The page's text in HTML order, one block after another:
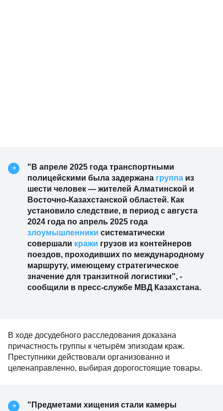
"В апреле 2025 года транспортными
полицейскими была задержана группа из
шести человек — жителей Алматинской и
Восточно-Казахстанской областей. Как
установило следствие, в период с августа
2024 года по апрель 2025 года
злоумышленники систематически
совершали кражи грузов из контейнеров
поездов, проходивших по международному
маршруту, имеющему стратегическое
значение для транзитной логистики", -
сообщили в пресс-службе МВД Казахстана.
В ходе досудебного расследования доказана
причастность группы к четырём эпизодам краж.
Преступники действовали организованно и
целенаправленно, выбирая дорогостоящие товары.
"Предметами хищения стали камеры